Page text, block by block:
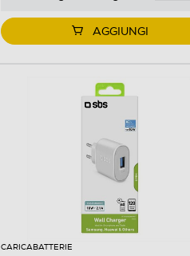
AGGIUNGI
CARICABATTERIE